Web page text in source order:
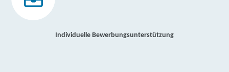
Individuelle Bewerbungsunterstützung